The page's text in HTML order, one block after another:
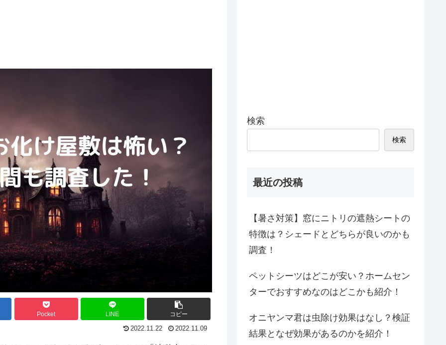
Pocket LINE コピー
2022.11.22 2022.11.09
検索
検索
最近の投稿
【暑さ対策】窓にニトリの遮熱シートの
特徴は？シェードとどちらが良いのかも
調査！
ペットシーツはどこが安い？ホームセン
ターでおすすめなのはどこかも紹介！
オニヤンマ君は虫除け効果はなし？検証
結果となぜ効果があるのかを紹介！